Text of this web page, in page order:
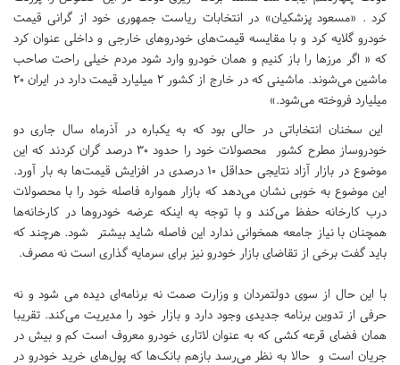
کرد . «مسعود پزشکیان»‌ در انتخابات ریاست جمهوری خود از گرانی قیمت
خودرو گلایه کرد و با مقایسه قیمت‌های خودروهای خارجی و داخلی عنوان کرد
که « اگر مرزها را باز کنیم و همان خودرو وارد شود مردم خیلی راحت صاحب
ماشین می‌شوند. ماشینی که در خارج از کشور 2 میلیارد قیمت دارد در ایران 20
میلیارد فروخته می‌شود.»
این سخنان انتخاباتی در حالی بود که به یکباره در آذرماه سال جاری دو
خودروساز مطرح کشور محصولات خود را حدود 30 درصد گران کردند که این
موضوع در بازار آزاد نتایجی حداقل 10 درصدی در افزایش قیمت‌ها به بار آورد.
این موضوع به خوبی نشان می‌دهد که بازار همواره فاصله خود را با محصولات
درب کارخانه حفظ می‌کند و با توجه به اینکه عرضه خودروها در کارخانه‌ها
همچنان با نیاز جامعه همخوانی ندارد این فاصله شاید بیشتر شود. هرچند که
باید گفت برخی از تقاضای بازار خودرو نیز برای سرمایه گذاری است نه مصرف.
با این حال از سوی دولتمردان و وزارت صمت نه برنامه‌ای دیده می شود و نه
حرفی از تدوین برنامه جدیدی وجود دارد و بازار خود را مدیریت می‌کند. تقریبا
همان فضای قرعه کشی که به عنوان لاتاری خودرو معروف است کم و بیش در
جریان است و حالا به نظر می‌رسد بازهم بانک‌ها که پول‌های خرید خودرو در